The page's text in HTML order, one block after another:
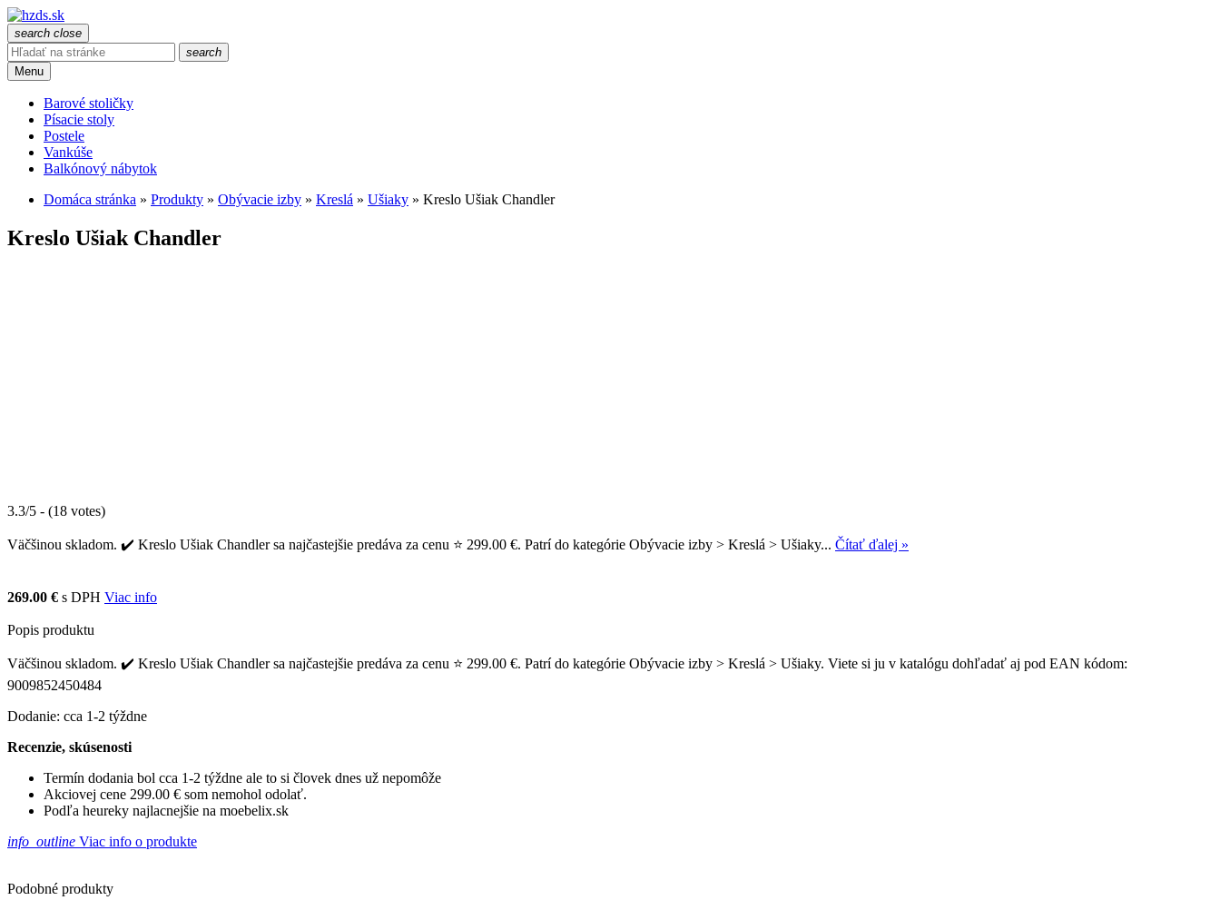
search close
search
Menu
Barové stoličky
Písacie stoly
Postele
Vankúše
Balkónový nábytok
Domáca stránka » Produkty » Obývacie izby » Kreslá » Ušiaky » Kreslo Ušiak Chandler
Kreslo Ušiak Chandler
3.3/5 - (18 votes)
Väčšinou skladom. ✔️ Kreslo Ušiak Chandler sa najčastejšie predáva za cenu ⭐ 299.00 €. Patrí do kategórie Obývacie izby > Kreslá > Ušiaky... Čítať ďalej »
269.00 € s DPH Viac info
Popis produktu
Väčšinou skladom. ✔️ Kreslo Ušiak Chandler sa najčastejšie predáva za cenu ⭐ 299.00 €. Patrí do kategórie Obývacie izby > Kreslá > Ušiaky. Viete si ju v katalógu dohľadať aj pod EAN kódom:
9009852450484
Dodanie: cca 1-2 týždne
Recenzie, skúsenosti
Termín dodania bol cca 1-2 týždne ale to si človek dnes už nepomôže
Akciovej cene 299.00 € som nemohol odolať.
Podľa heureky najlacnejšie na moebelix.sk
info_outline Viac info o produkte
Podobné produkty